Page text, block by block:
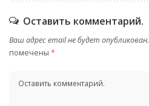
Оставить комментарий.
Ваш адрес email не будет опубликован.
помечены *